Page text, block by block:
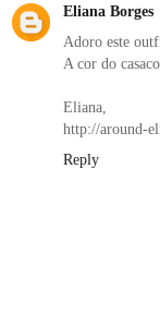
Eliana Borges
Adoro este
A cor do
Eliana,
http://around-
Reply